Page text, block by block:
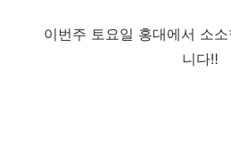
이번주 토요일 홍대에서 소
니다‼️